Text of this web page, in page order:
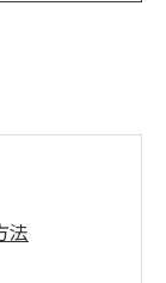
法